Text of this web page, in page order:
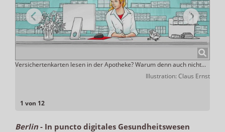
1 von 12
Versichertenkarten lesen in der Apotheke? Warum denn auch nicht...
Illustration: Claus Ernst
Berlin- In puncto digitales Gesundheitswesen